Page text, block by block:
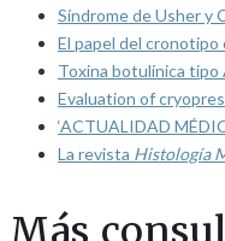
Síndrome de Usher y
El papel del
Toxina botulínica tipo
Evaluation of
‘ACTUALIDAD
La revista Histología